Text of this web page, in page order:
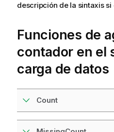
descripción de la sintaxis si
Funciones de
contador en el
carga de datos
Count